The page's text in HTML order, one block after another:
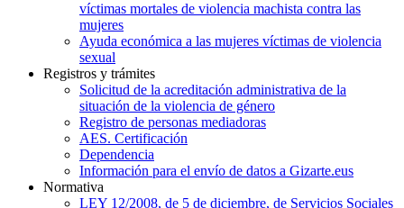
víctimas mortales de violencia machista contra las
mujeres
Ayuda económica a las mujeres víctimas de violencia
sexual
Registros y trámites
Solicitud de la acreditación administrativa de la
situación de la violencia de género
Registro de personas mediadoras
AES. Certificación
Dependencia
Información para el envío de datos a Gizarte.eus
Normativa
LEY 12/2008, de 5 de diciembre, de Servicios Sociales